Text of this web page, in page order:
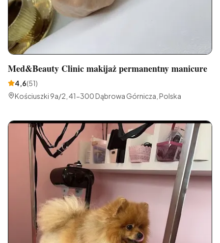
Med&Beauty Clinic makijaż permanentny manicure
4,6(51)
Kościuszki 9a/2, 41-300 Dąbrowa Górnicza, Polska